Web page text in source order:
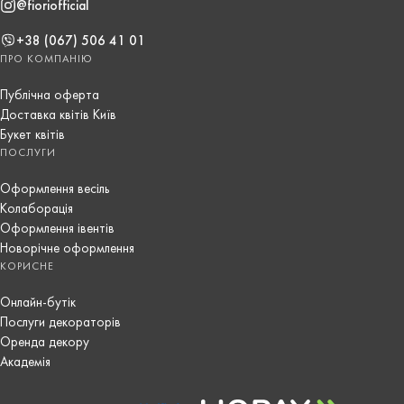
@fioriofficial
+38 (067) 506 41 01
ПРО КОМПАНІЮ
Публічна оферта
Доставка квітів Київ
Букет квітів
ПОСЛУГИ
Оформлення весіль
Колаборація
Оформлення івентів
Новорічне оформлення
КОРИСНЕ
Онлайн-бутік
Послуги декораторів
Оренда декору
Академія